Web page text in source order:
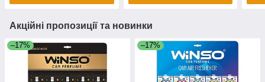
Акційні пропозиції та новинки
–17% –17%